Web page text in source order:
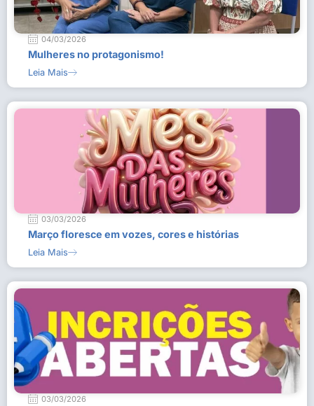
04/03/2026
Mulheres no protagonismo!
Leia Mais
03/03/2026
Março floresce em vozes, cores e histórias
Leia Mais
03/03/2026